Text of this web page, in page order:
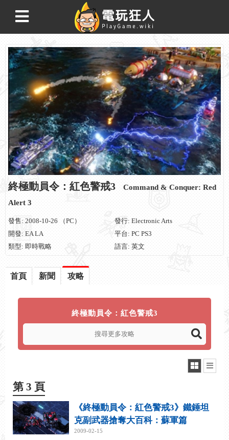
終極動員令：紅色警戒3
Command & Conquer: Red
Alert 3
發售: 2008-10-26 （PC）
發行: Electronic Arts
開發: EA LA
平台: PC PS3
類型: 即時戰略
語言: 英文
首頁 新聞 攻略
終極動員令：紅色警戒3
第 3 頁
《終極動員令：紅色警戒3》鐵錘坦
克副武器搶奪大百科：蘇軍篇
2009-02-15